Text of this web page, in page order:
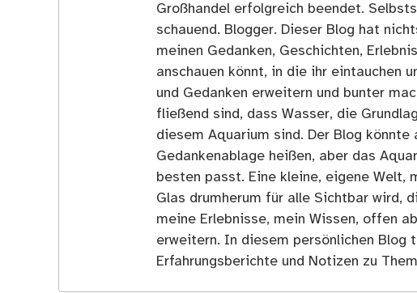
Großhandel erfolgreich beendet.
schauend. Blogger. Dieser Blog hat
meinen Gedanken, Geschichten,
anschauen könnt, in die ihr eintauchen
und Gedanken erweitern und bunter
fließend sind, dass Wasser, die
diesem Aquarium sind. Der Blog
Gedankenablage heißen, aber das
besten passt. Eine kleine, eigene Welt,
Glas drumherum für alle Sichtbar wird,
meine Erlebnisse, mein Wissen, offen
erweitern. In diesem persönlichen Blog
Erfahrungsberichte und Notizen zu